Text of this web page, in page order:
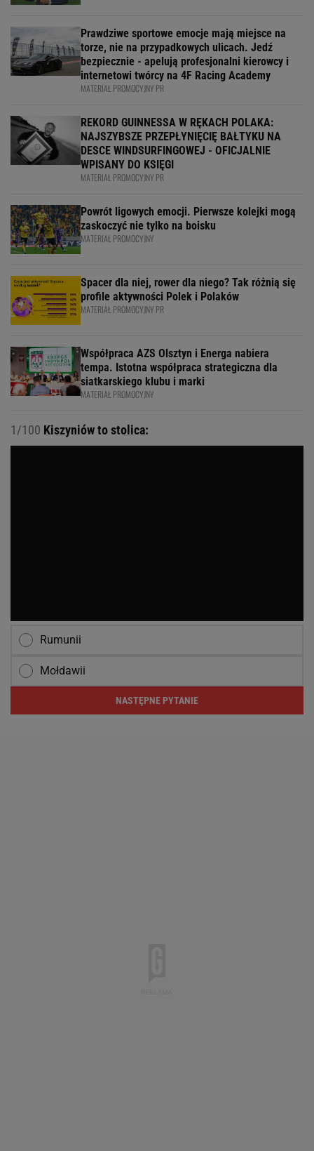
Prawdziwe sportowe emocje mają miejsce na
torze, nie na przypadkowych ulicach. Jedź
bezpiecznie - apelują profesjonalni kierowcy i
internetowi twórcy na 4F Racing Academy
MATERIAŁ PROMOCYJNY PR
REKORD GUINNESSA W RĘKACH POLAKA:
NAJSZYBSZE PRZEPŁYNIĘCIĘ BAŁTYKU NA
DESCE WINDSURFINGOWEJ - OFICJALNIE
WPISANY DO KSIĘGI
MATERIAŁ PROMOCYJNY PR
Powrót ligowych emocji. Pierwsze kolejki mogą
zaskoczyć nie tylko na boisku
MATERIAŁ PROMOCYJNY
Spacer dla niej, rower dla niego? Tak różnią się
profile aktywności Polek i Polaków
MATERIAŁ PROMOCYJNY PR
Współpraca AZS Olsztyn i Energa nabiera
tempa. Istotna współpraca strategiczna dla
siatkarskiego klubu i marki
MATERIAŁ PROMOCYJNY
1/100 Kiszyniów to stolica:
Rumunii
Mołdawii
NASTĘPNE PYTANIE